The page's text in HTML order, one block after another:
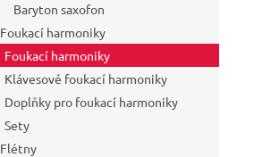
Baryton saxofon
Foukací harmoniky
Foukací harmoniky
Klávesové foukací harmoniky
Doplňky pro foukací harmoniky
Sety
Flétny